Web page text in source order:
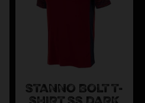
STANNO BOLT T-